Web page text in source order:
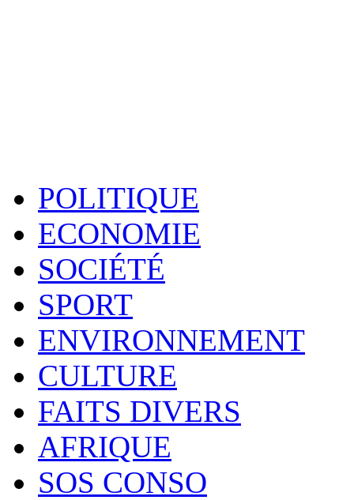
POLITIQUE
ECONOMIE
SOCIÉTÉ
SPORT
ENVIRONNEMENT
CULTURE
FAITS DIVERS
AFRIQUE
SOS CONSO